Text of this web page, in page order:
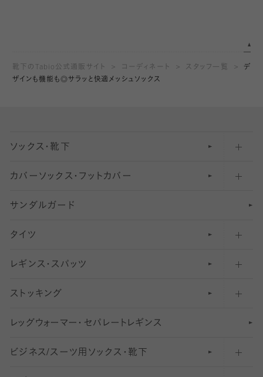
靴下のTabio公式通販サイト コーディネート スタッフ一覧
デ
ザインも機能も◎サラッと快適メッシュソックス
ソックス・靴下
五本指ソックス・靴下
足袋ソックス・靴下
無地・プレーンソックス・靴下
柄ソックス・靴下
スニーカー（くるぶし）用ソックス
アンクル・ショートソックス（くるぶし上）
クルーソックス（ふくらはぎ下）
カバーソックス・フットカバー
フットカバー・カバーソックス（深め）
フットカバー・カバーソックス（ふつう）
フットカバー・カバーソックス（浅め）
サンダルガード
タイツ
30デニール以下のタイツ（薄手タイツ）
31〜40デニールタイツ
41〜60デニールタイツ
61〜80デニールタイツ
レギンス・スパッツ
柄レギンス
無地レギンス
レギンスパンツ（レギパン）
ストッキング
伝線しにくいストッキング
ショートストッキング
レッ グ ウォー マー ・ セパレー ト レ ギンス
ビジネス/スーツ用 ソックス・靴下